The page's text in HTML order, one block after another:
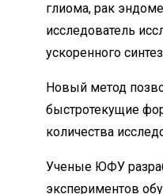
глиома, рак
исследователь
ускоренного
Новый метод
быстротекущие
количества
Ученые ЮФУ
экспериментов